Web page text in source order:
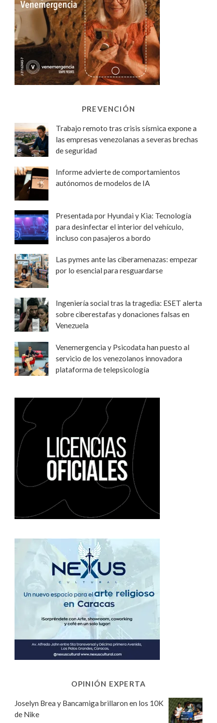
PREVENCIÓN
Trabajo remoto tras crisis sísmica expone a
las empresas venezolanas a severas brechas
de seguridad
Informe advierte de comportamientos
autónomos de modelos de IA
Presentada por Hyundai y Kia: Tecnología
para desinfectar el interior del vehículo,
incluso con pasajeros a bordo
Las pymes ante las ciberamenazas: empezar
por lo esencial para resguardarse
Ingeniería social tras la tragedia: ESET alerta
sobre ciberestafas y donaciones falsas en
Venezuela
Venemergencia y Psicodata han puesto al
servicio de los venezolanos innovadora
plataforma de telepsicología
OPINIÓN EXPERTA
Joselyn Brea y Bancamiga brillaron en los 10K
de Nike